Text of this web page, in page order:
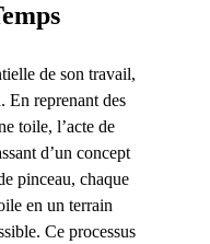
de son travail,
En reprenant des
toile, l’acte de
d’un concept
pinceau, chaque
en un terrain
Ce processus